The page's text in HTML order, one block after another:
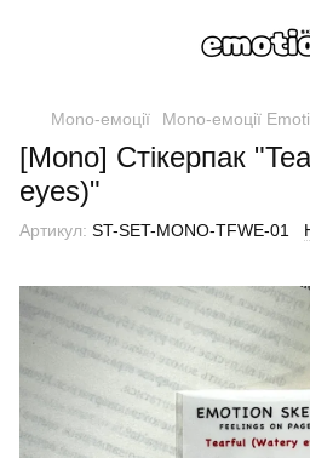
Mono-емоції Mono-емоції
[Mono] Стікерпак
eyes)"
Артикул: ST-SET-MONO-TFWE-01